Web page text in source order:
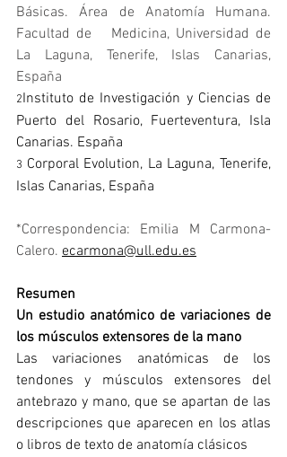
Básicas. Área de Anatomía Humana.
Facultad de   Medicina, Universidad de
La Laguna, Tenerife, Islas Canarias,
España
2Instituto de Investigación y Ciencias de
Puerto del Rosario, Fuerteventura, Isla
Canarias. España
3 Corporal Evolution, La Laguna, Tenerife,
Islas Canarias, España
*Correspondencia: Emilia M Carmona-
Calero. ecarmona@ull.edu.es
Resumen
Un estudio anatómico de variaciones de
los músculos extensores de la mano
Las variaciones anatómicas de los
tendones y músculos extensores del
antebrazo y mano, que se apartan de las
descripciones que aparecen en los atlas
o libros de texto de anatomía clásicos